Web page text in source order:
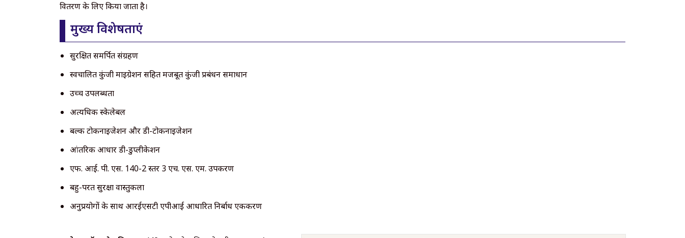
वितरण के लिए किया जाता है।
मुख्य विशेषताएं
सुरक्षित समर्पित संग्रहण
स्वचालित कुंजी माइग्रेशन सहित मजबूत कुंजी प्रबंधन समाधान
उच्च उपलब्धता
अत्यधिक स्केलेबल
बल्क टोकनाइजेशन और डी-टोकनाइजेशन
आंतरिक आधार डी-डुप्लीकेशन
एफ. आई. पी. एस. 140-2 स्तर 3 एच. एस. एम. उपकरण
बहु-परत सुरक्षा वास्तुकला
अनुप्रयोगों के साथ आरईएसटी एपीआई आधारित निर्बाध एकीकरण